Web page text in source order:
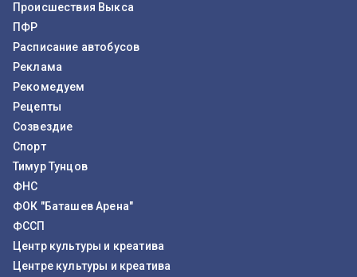
Происшествия Выкса
ПФР
Расписание автобусов
Реклама
Рекомедуем
Рецепты
Созвездие
Спорт
Тимур Тунцов
ФНС
ФОК "Баташев Арена"
ФССП
Центр культуры и креатива
Центре культуры и креатива